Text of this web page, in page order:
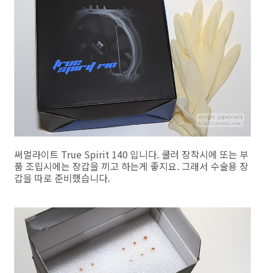
써멀라이트 True Spirit 140 입니다. 쿨러 장착시에 또는 부
품 조립시에는 장갑을 끼고 하는게 좋지요. 그래서 수술용 장
갑을 따로 준비했습니다.